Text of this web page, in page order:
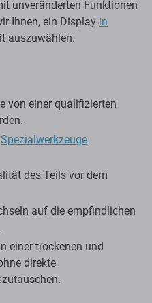
unveränderten Funktionen
Ihnen, ein Display in
auszuwählen.
von einer qualifizierten
Spezialwerkzeuge
des Teils vor dem
auf die empfindlichen
einer trockenen und
direkte